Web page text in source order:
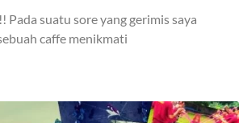
Pada suatu sore yang gerimis saya
caffe menikmati